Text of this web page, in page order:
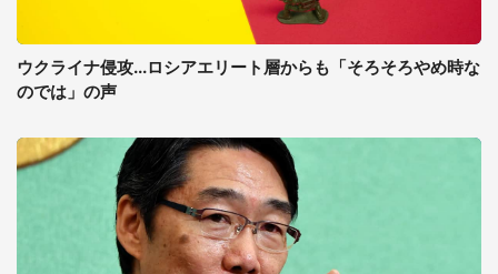
ウクライナ侵攻...ロシアエリート層からも「そろそろやめ時な
のでは」の声